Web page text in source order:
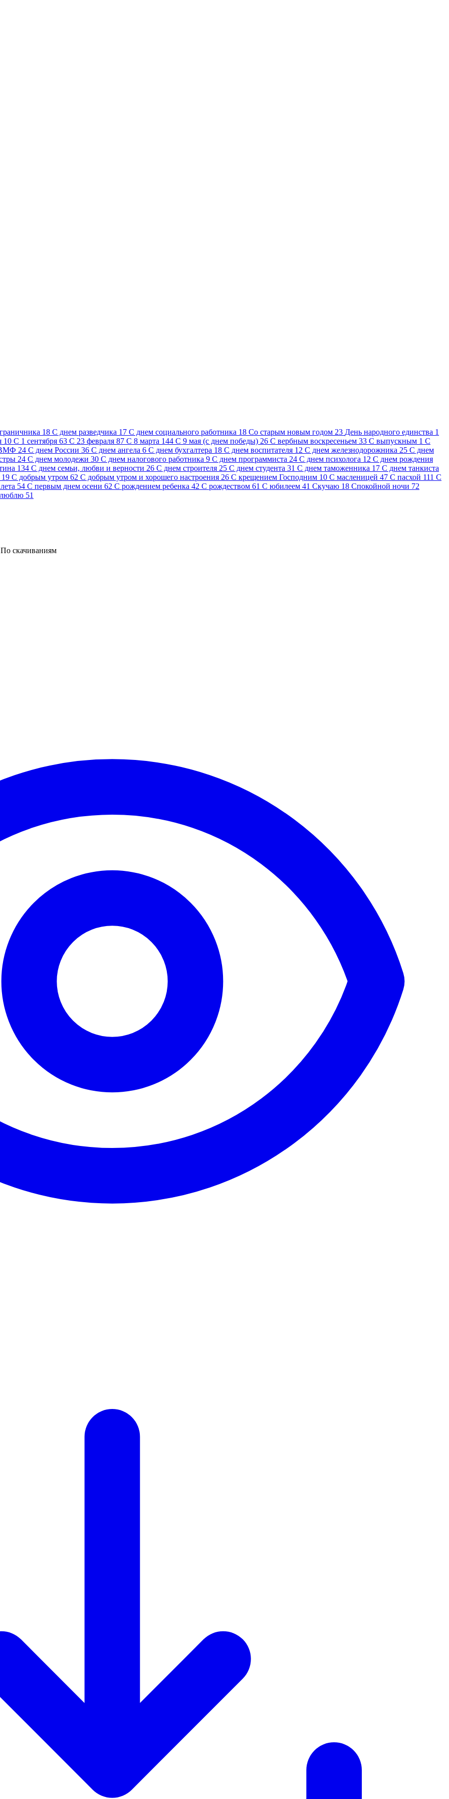
18 C днем разведчика 17 C днем социального работника 18 Cо старым новым годом 23 День народного единства 1
10 С 1 сентября 63 С 23 февраля 87 С 8 марта 144 С 9 мая (с днем победы) 26 С вербным воскресеньем 33 С выпускным 1 С
24 С днем России 36 С днем ангела 6 С днем бухгалтера 18 С днем воспитателя 12 С днем железнодорожника 25 С днем
24 С днем молодежи 30 С днем налогового работника 9 С днем программиста 24 С днем психолога 12 С днем рождения
134 С днем семьи, любви и верности 26 С днем строителя 25 С днем студента 31 С днем таможенника 17 С днем танкиста
19 С добрым утром 62 С добрым утром и хорошего настроения 26 С крещением Господним 10 С масленицей 47 С пасхой 111 С
54 С первым днем осени 62 С рождением ребенка 42 С рождеством 61 С юбилеем 41 Скучаю 18 Спокойной ночи 72
51
По скачиваниям